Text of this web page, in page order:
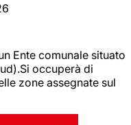
Ente comunale situato
occuperà di
zone assegnate sul